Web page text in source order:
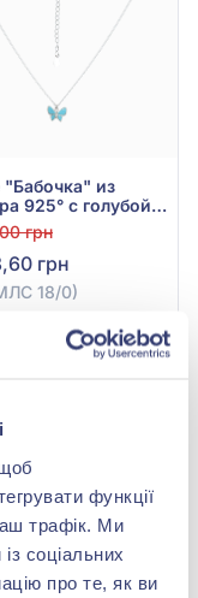
функції
трафік. Ми
соціальних
про те, як ви
"Бабочка" из
925° с голубой
арт. МЛС 18/0
грн
грн
18/0)